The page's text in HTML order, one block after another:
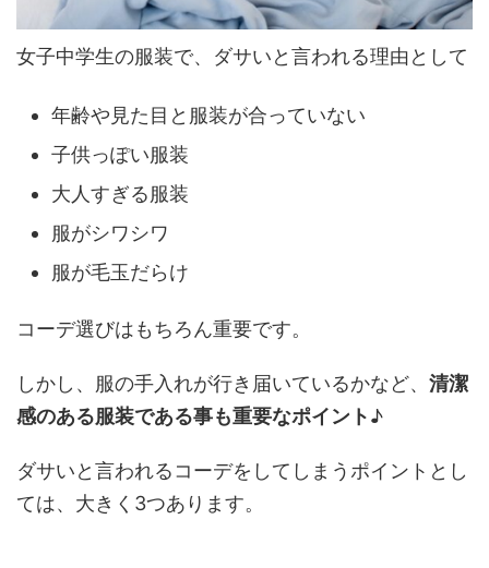
女子中学生の服装で、ダサいと言われる理由として
年齢や見た目と服装が合っていない
子供っぽい服装
大人すぎる服装
服がシワシワ
服が毛玉だらけ
コーデ選びはもちろん重要です。
しかし、服の手入れが行き届いているかなど、 清潔
感のある服装である事も重要なポイント♪
ダサいと言われるコーデをしてしまうポイントとし
ては、大きく3つあります。